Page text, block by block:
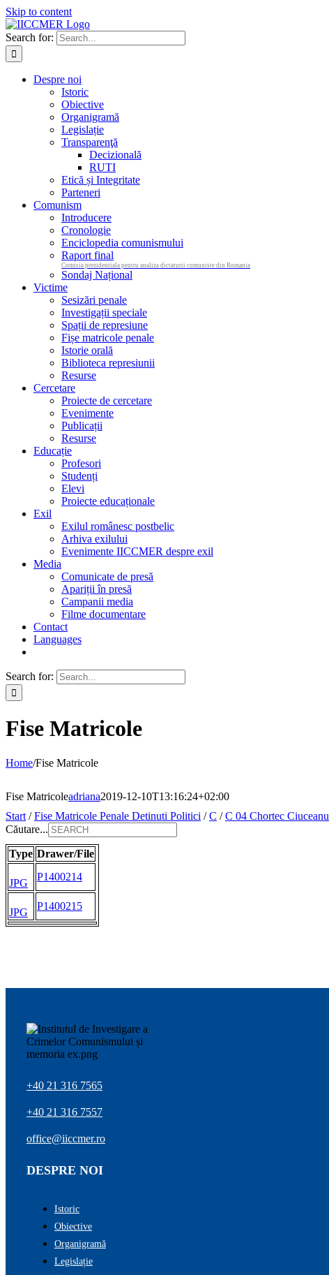
Skip to content
Search for:
Despre noi
Istoric
Obiective
Organigramă
Legislație
Transparenţă
Decizională
RUTI
Etică și Integritate
Parteneri
Comunism
Introducere
Cronologie
Enciclopedia comunismului
Raport final
Comisia prezidentiala pentru analiza dictaturii comuniste din Romania
Sondaj Național
Victime
Sesizări penale
Investigații speciale
Spații de represiune
Fișe matricole penale
Istorie orală
Biblioteca represiunii
Resurse
Cercetare
Proiecte de cercetare
Evenimente
Publicații
Resurse
Educație
Profesori
Studenți
Elevi
Proiecte educaționale
Exil
Exilul românesc postbelic
Arhiva exilului
Evenimente IICCMER despre exil
Media
Comunicate de presă
Apariții în presă
Campanii media
Filme documentare
Contact
Languages
Search for:
Fise Matricole
Home/Fise Matricole
Fise Matricoleadriana2019-12-10T13:16:24+02:00
Start /Fise Matricole Penale Detinuti Politici /C /C 04 Chortec Ciuceanu
Căutare...
Type Drawer/File
JPG
P1400214
JPG
P1400215
+40 21 316 7565
+40 21 316 7557
office@iiccmer.ro
DESPRE NOI
Istoric
Obiective
Organigramă
Legislație